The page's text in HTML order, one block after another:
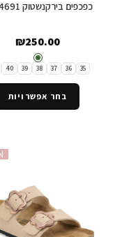
כפכפים בירקנשטוק 1024691
₪250.00
35
36
37
38
39
40
בחר אפשרויות